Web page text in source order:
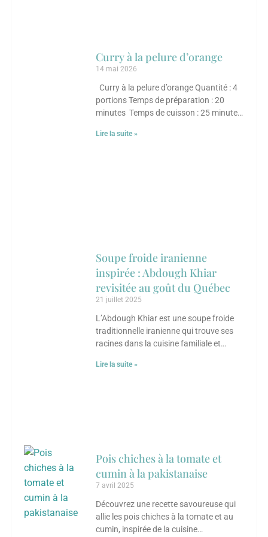
Curry à la pelure d’orange
14 mai 2026
Curry à la pelure d’orange Quantité : 4
portions Temps de préparation : 20
minutes Temps de cuisson : 25 minutes
Lire la suite »
Soupe froide iranienne
inspirée : Abdough Khiar
revisitée au goût du Québec
21 juillet 2025
L’Abdough Khiar est une soupe froide
traditionnelle iranienne qui trouve ses
racines dans la cuisine familiale et
appréciée durant les mois
Lire la suite »
Pois chiches à la tomate et
cumin à la pakistanaise
7 avril 2025
Découvrez une recette savoureuse qui
allie les pois chiches à la tomate et au
cumin, inspirée de la cuisine